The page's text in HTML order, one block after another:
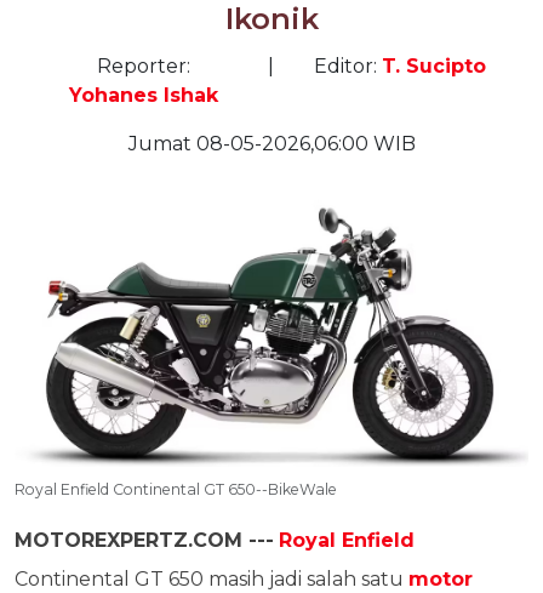
Ikonik
Reporter:
Yohanes Ishak
Editor: T. Sucipto
Jumat 08-05-2026,06:00 WIB
Royal Enfield Continental GT 650--BikeWale
MOTOREXPERTZ.COM --- Royal Enfield
Continental GT 650 masih jadi salah satu motor